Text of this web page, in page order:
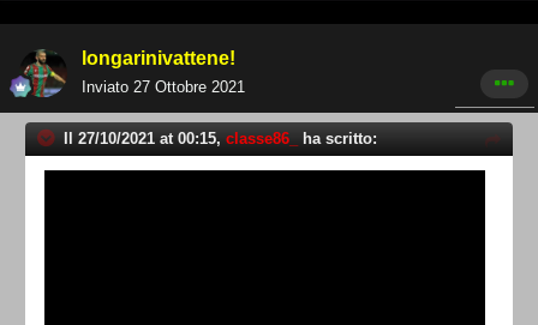
longarinivattene!
Inviato 27 Ottobre 2021
Il 27/10/2021 at 00:15, classe86_ ha scritto: